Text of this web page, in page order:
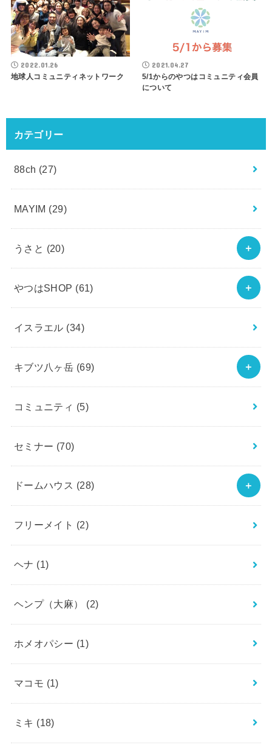
2022.01.26
地球人コミュニティネットワーク
2021.04.27
5/1からのやつはコミュニティ会員
について
カテゴリー
88ch (27)
MAYIM (29)
うさと (20)
やつはSHOP (61)
イスラエル (34)
キブツ八ヶ岳 (69)
コミュニティ (5)
セミナー (70)
ドームハウス (28)
フリーメイト (2)
ヘナ (1)
ヘンプ（大麻） (2)
ホメオパシー (1)
マコモ (1)
ミキ (18)